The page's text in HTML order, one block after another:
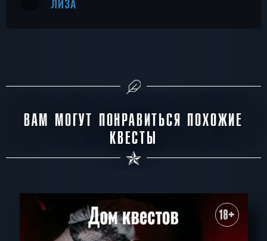
ЛИЗА
ВАМ МОГУТ ПОНРАВИТЬСЯ ПОХОЖИЕ
КВЕСТЫ
18+